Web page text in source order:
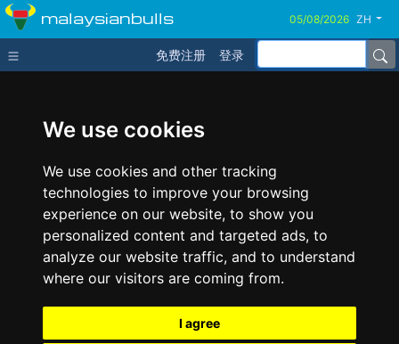
We use cookies
We use cookies and other tracking
technologies to improve your browsing
experience on our website, to show you
personalized content and targeted ads, to
analyze our website traffic, and to understand
where our visitors are coming from.
I agree
malaysianbulls ZH
免费注册 登录